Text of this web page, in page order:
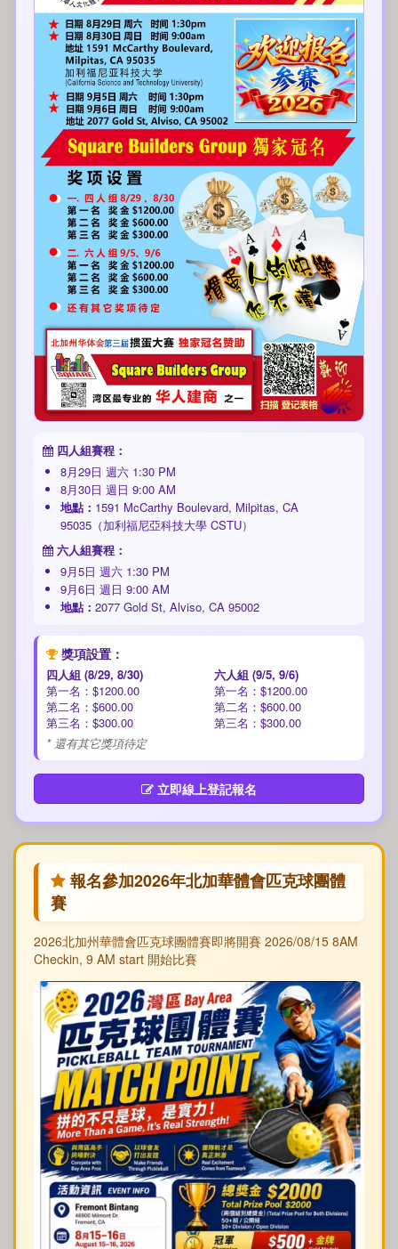
四人組賽程：
8月29日 週六 1:30 PM
8月30日 週日 9:00 AM
地點： 1591 McCarthy Boulevard, Milpitas, CA
95035（加利福尼亞科技大學 CSTU）
六人組賽程：
9月5日 週六 1:30 PM
9月6日 週日 9:00 AM
地點： 2077 Gold St, Alviso, CA 95002
獎項設置：
四人組 (8/29, 8/30)
第一名：$1200.00
第二名：$600.00
第三名：$300.00
六人組 (9/5, 9/6)
第一名：$1200.00
第二名：$600.00
第三名：$300.00
* 還有其它獎項待定
立即線上登記報名
報名參加2026年北加華體會匹克球團體
賽
2026北加州華體會匹克球團體賽即將開賽 2026/08/15 8AM
Checkin, 9 AM start 開始比賽